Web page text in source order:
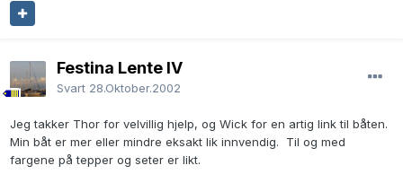
Festina Lente IV
Svart 28.Oktober.2002
Jeg takker Thor for velvillig hjelp, og Wick for en artig link til båten.
Min båt er mer eller mindre eksakt lik innvendig. Til og med
fargene på tepper og seter er likt.